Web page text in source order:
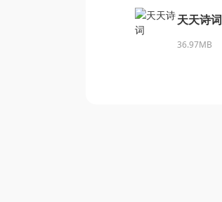
天天诗词
36.97MB